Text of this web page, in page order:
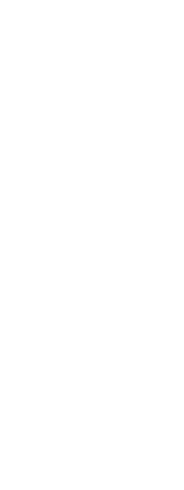
Wyż
zalega
zalega
znajduje
okluzji,